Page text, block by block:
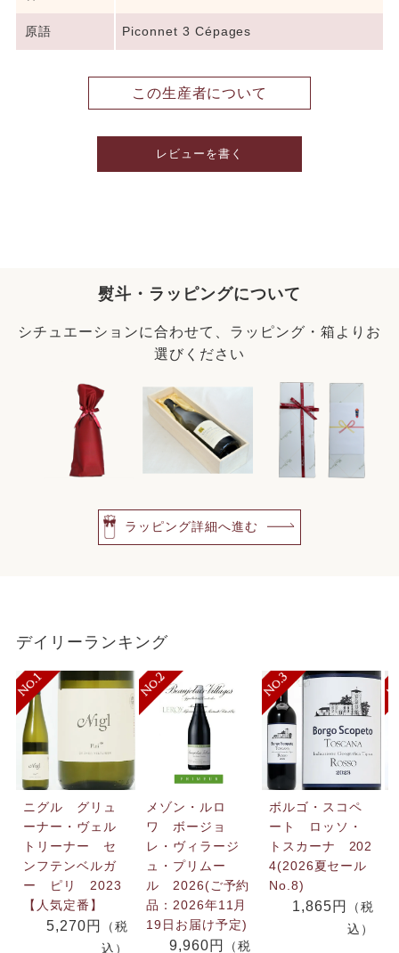
原語 Piconnet 3 Cépages
この生産者について
レビューを書く
熨斗・ラッピングについて
シチュエーションに合わせて、ラッピング・箱よりお
選びください
ラッピング詳細へ進む
デイリーランキング
ニグル グリュ
ーナー・ヴェル
トリーナー セ
ンフテンベルガ
ー ピリ 2023
【人気定番】
5,270円
（税
込）
メゾン・ルロ
ワ ボージョ
レ・ヴィラージ
ュ・プリムー
ル 2026(ご予約
品：2026年11月
19日お届け予定)
9,960円
（税
ボルゴ・スコペ
ート ロッソ・
トスカーナ 202
4(2026夏セール
No.8)
1,865円
（税
込）